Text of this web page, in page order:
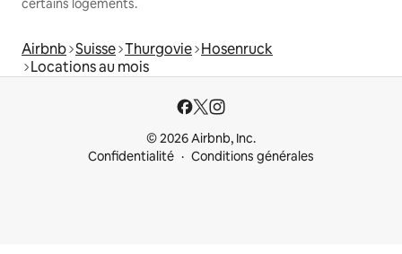
certains logements.
Airbnb Suisse Thurgovie Hosenruck
Locations au mois
© 2026 Airbnb, Inc.
Confidentialité
Conditions générales